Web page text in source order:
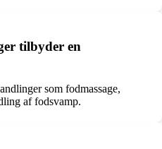
tilbyder en
som fodmassage,
af fodsvamp.